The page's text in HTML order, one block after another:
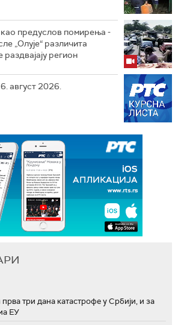
предуслов помирења ­-
„Олује“ различита
регион
август 2026.
три дана катастрофе у Србији, и за
ЕУ